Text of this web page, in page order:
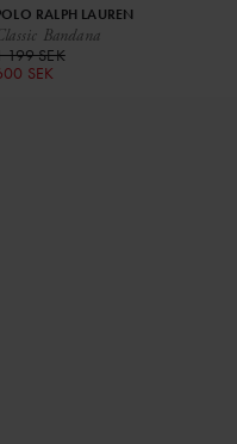
Bandana
RALPH LAUREN
199 SEK
SEK